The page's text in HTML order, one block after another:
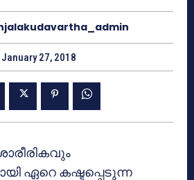
January 27, 2018
ഏറെ കഷ്ടപ്പെടുന്ന